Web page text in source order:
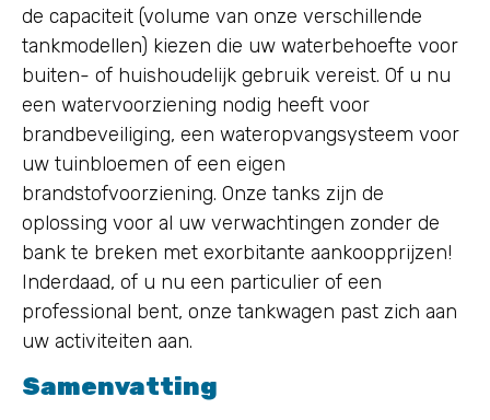
de capaciteit (volume van onze verschillende
tankmodellen) kiezen die uw waterbehoefte voor
buiten- of huishoudelijk gebruik vereist. Of u nu
een watervoorziening nodig heeft voor
brandbeveiliging, een wateropvangsysteem voor
uw tuinbloemen of een eigen
brandstofvoorziening. Onze tanks zijn de
oplossing voor al uw verwachtingen zonder de
bank te breken met exorbitante aankoopprijzen!
Inderdaad, of u nu een particulier of een
professional bent, onze tankwagen past zich aan
uw activiteiten aan.
Samenvatting